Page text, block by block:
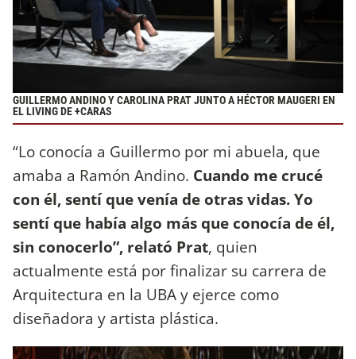
GUILLERMO ANDINO Y CAROLINA PRAT JUNTO A HÉCTOR MAUGERI EN
EL LIVING DE +CARAS
“Lo conocía a Guillermo por mi abuela, que
amaba a Ramón Andino. Cuando me crucé
con él, sentí que venía de otras vidas. Yo
sentí que había algo más que conocía de él,
sin conocerlo”, relató Prat, quien
actualmente está por finalizar su carrera de
Arquitectura en la UBA y ejerce como
diseñadora y artista plástica.